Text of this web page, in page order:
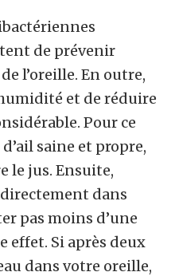
de prévenir
l’oreille. En outre,
et de réduire
Pour ce
saine et propre,
le jus. Ensuite,
dans
pas moins d’une
effet. Si après deux
dans votre oreille,